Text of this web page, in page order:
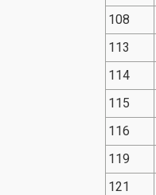
108
113
114
115
116
119
121